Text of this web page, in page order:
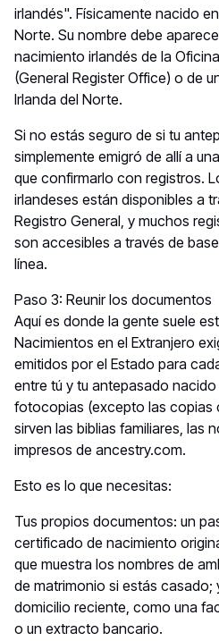
irlandés". Físicamente nacido
Norte. Su nombre debe
nacimiento irlandés de la
(General Register Office) o de
Irlanda del Norte.
Si no estás seguro de si tu
simplemente emigró de allí a
que confirmarlo con registros.
irlandeses están disponibles a
Registro General, y muchos
son accesibles a través de
línea.
Paso 3: Reunir los documentos
Aquí es donde la gente suele
Nacimientos en el Extranjero
emitidos por el Estado para
entre tú y tu antepasado
fotocopias (excepto las copias
sirven las biblias familiares, las
impresos de ancestry.com.
Esto es lo que necesitas:
Tus propios documentos: un
certificado de nacimiento
que muestra los nombres de
de matrimonio si estás casado;
domicilio reciente, como una
o un extracto bancario.